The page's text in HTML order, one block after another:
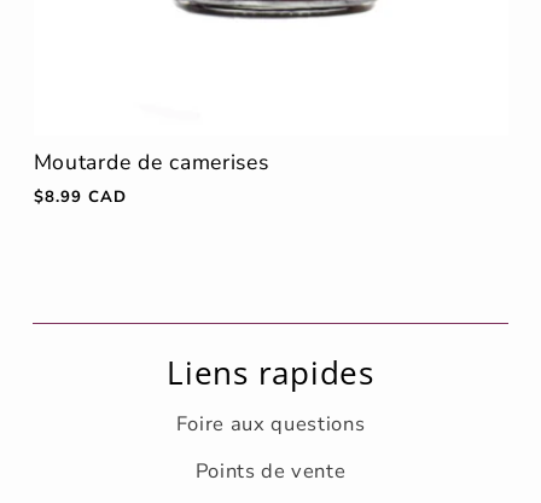
Moutarde de camerises
Prix
$8.99 CAD
Liens rapides
Foire aux questions
Points de vente